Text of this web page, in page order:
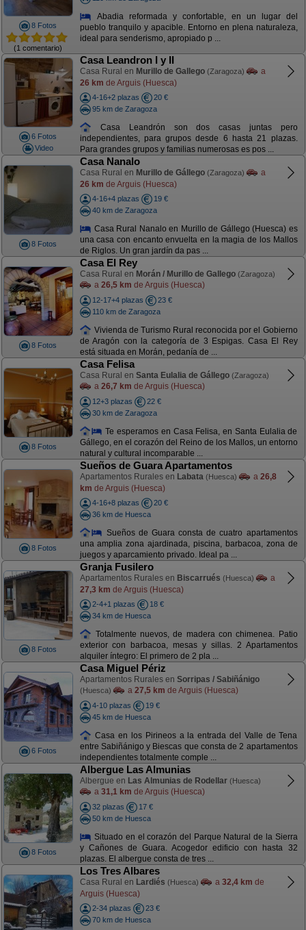
8 Fotos
(1 comentario)
Abadia reformada y confortable, en un lugar del
pueblo tranquilo y apacible. Entorno en plena naturaleza,
ideal para senderismo, apropiado p ...
6 Fotos
Video
Casa Leandron I y II
Casa Rural en Murillo de Gallego (Zaragoza)
a
26 km de Arguis (Huesca)
4-16+2 plazas
20 €
95 km de Zaragoza
Casa Leandrón son dos casas juntas pero
independientes, para grupos desde 6 hasta 21 plazas.
Para grandes grupos y familias numerosas es pos ...
8 Fotos
Casa Nanalo
Casa Rural en Murillo de Gállego (Zaragoza)
a
26 km de Arguis (Huesca)
4-16+4 plazas
19 €
40 km de Zaragoza
Casa Rural Nanalo en Murillo de Gállego (Huesca) es
una casa con encanto envuelta en la magia de los Mallos
de Riglos. Un gran jardín da pas ...
8 Fotos
Casa El Rey
Casa Rural en Morán / Murillo de Gallego (Zaragoza)
a 26,5 km de Arguis (Huesca)
12-17+4 plazas
23 €
110 km de Zaragoza
Vivienda de Turismo Rural reconocida por el Gobierno
de Aragón con la categoría de 3 Espigas. Casa El Rey
está situada en Morán, pedanía de ...
8 Fotos
Casa Felisa
Casa Rural en Santa Eulalia de Gállego (Zaragoza)
a 26,7 km de Arguis (Huesca)
12+3 plazas
22 €
30 km de Zaragoza
Te esperamos en Casa Felisa, en Santa Eulalia de
Gállego, en el corazón del Reino de los Mallos, un entorno
natural y cultural incomparable ...
8 Fotos
Sueños de Guara Apartamentos
Apartamentos Rurales en Labata (Huesca) a 26,8
km de Arguis (Huesca)
4-16+8 plazas
20 €
36 km de Huesca
Sueños de Guara consta de cuatro apartamentos
una amplia zona ajardinada, piscina, barbacoa, zona de
juegos y aparcamiento privado. Ideal pa ...
8 Fotos
Granja Fusilero
Apartamentos Rurales en Biscarrués (Huesca)
a
27,3 km de Arguis (Huesca)
2-4+1 plazas
18 €
34 km de Huesca
Totalmente nuevos, de madera con chimenea. Patio
exterior con barbacoa, mesas y sillas. 2 Apartamentos
alquiler íntegro: El primero de 2 pla ...
6 Fotos
Casa Miguel Périz
Apartamentos Rurales en Sorripas / Sabiñánigo
(Huesca) a 27,5 km de Arguis (Huesca)
4-10 plazas
19 €
45 km de Huesca
Casa en los Pirineos a la entrada del Valle de Tena
entre Sabiñánigo y Biescas que consta de 2 apartamentos
independientes totalmente comple ...
8 Fotos
Albergue Las Almunias
Albergue en Las Almunias de Rodellar (Huesca)
a 31,1 km de Arguis (Huesca)
32 plazas
17 €
50 km de Huesca
Situado en el corazón del Parque Natural de la Sierra
y Cañones de Guara. Acogedor edificio con hasta 32
plazas. El albergue consta de tres ...
Los Tres Albares
Casa Rural en Lardiés (Huesca) a 32,4 km de
Arguis (Huesca)
2-34 plazas
23 €
70 km de Huesca